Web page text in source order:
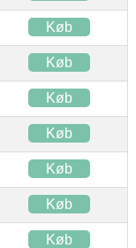
Køb
Køb
Køb
Køb
Køb
Køb
Køb